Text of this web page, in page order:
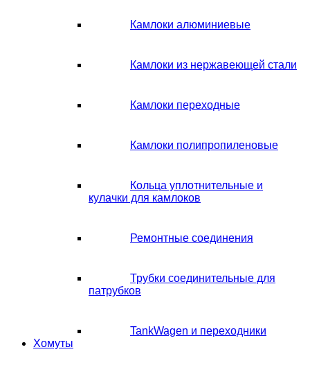
Камлоки алюминиевые
Камлоки из нержавеющей стали
Камлоки переходные
Камлоки полипропиленовые
Кольца уплотнительные и
кулачки для камлоков
Ремонтные соединения
Трубки соединительные для
патрубков
TankWagen и переходники
Хомуты